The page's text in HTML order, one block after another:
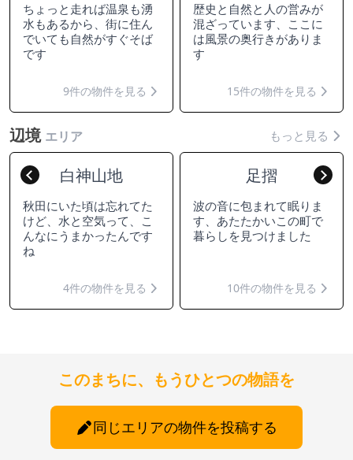
ちょっと走れば温泉も湧
水もあるから、街に住ん
でいても自然がすぐそば
です
9件の物件を見る
歴史と自然と人の営みが
混ざっています、ここに
は風景の奥行きがありま
す
15件の物件を見る
辺境 エリア もっと見る
Previous
白神山地
秋田にいた頃は忘れてた
けど、水と空気って、こ
んなにうまかったんです
ね
4件の物件を見る
足摺
波の音に包まれて眠りま
す、あたたかいこの町で
暮らしを見つけました
10件の物件を見る
このまちに、もうひとつの物語を
同じエリアの物件を投稿する